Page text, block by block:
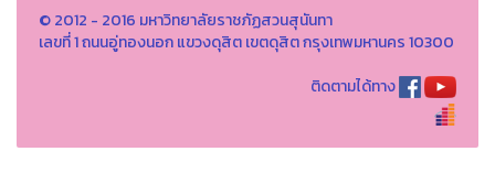
© 2012 - 2016 มหาวิทยาลัยราชภัฏสวนสุนันทา
เลขที่ 1 ถนนอู่ทองนอก แขวงดุสิต เขตดุสิต กรุงเทพมหานคร 10300
ติดตามได้ทาง